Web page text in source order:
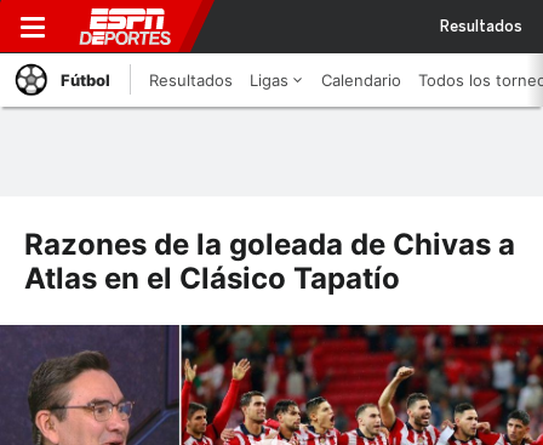
Resultados
Fútbol Resultados Ligas Calendario Todos los
Razones de la goleada de Chivas a
Atlas en el Clásico Tapatío